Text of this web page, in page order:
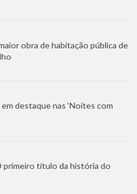
obra de habitação pública de
destaque nas ‘Noites com
primeiro título da história do